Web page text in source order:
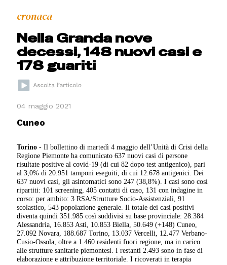
cronaca
Nella Granda nove
decessi, 148 nuovi casi e
178 guariti
04 maggio 2021
Cuneo
Torino - Il bollettino di martedì 4 maggio dell’Unità di Crisi della
Regione Piemonte ha comunicato 637 nuovi casi di persone
risultate positive al covid-19 (di cui 82 dopo test antigenico), pari
al 3,0% di 20.951 tamponi eseguiti, di cui 12.678 antigenici. Dei
637 nuovi casi, gli asintomatici sono 247 (38,8%). I casi sono così
ripartiti: 101 screening, 405 contatti di caso, 131 con indagine in
corso: per ambito: 3 RSA/Strutture Socio-Assistenziali, 91
scolastico, 543 popolazione generale. Il totale dei casi positivi
diventa quindi 351.985 così suddivisi su base provinciale: 28.384
Alessandria, 16.853 Asti, 10.853 Biella, 50.649 (+148) Cuneo,
27.092 Novara, 188.687 Torino, 13.037 Vercelli, 12.477 Verbano-
Cusio-Ossola, oltre a 1.460 residenti fuori regione, ma in carico
alle strutture sanitarie piemontesi. I restanti 2.493 sono in fase di
elaborazione e attribuzione territoriale. I ricoverati in terapia